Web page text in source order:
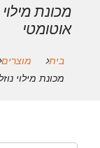
מכונת
אוטומטי
בית מוצרים
מכונת מילוי